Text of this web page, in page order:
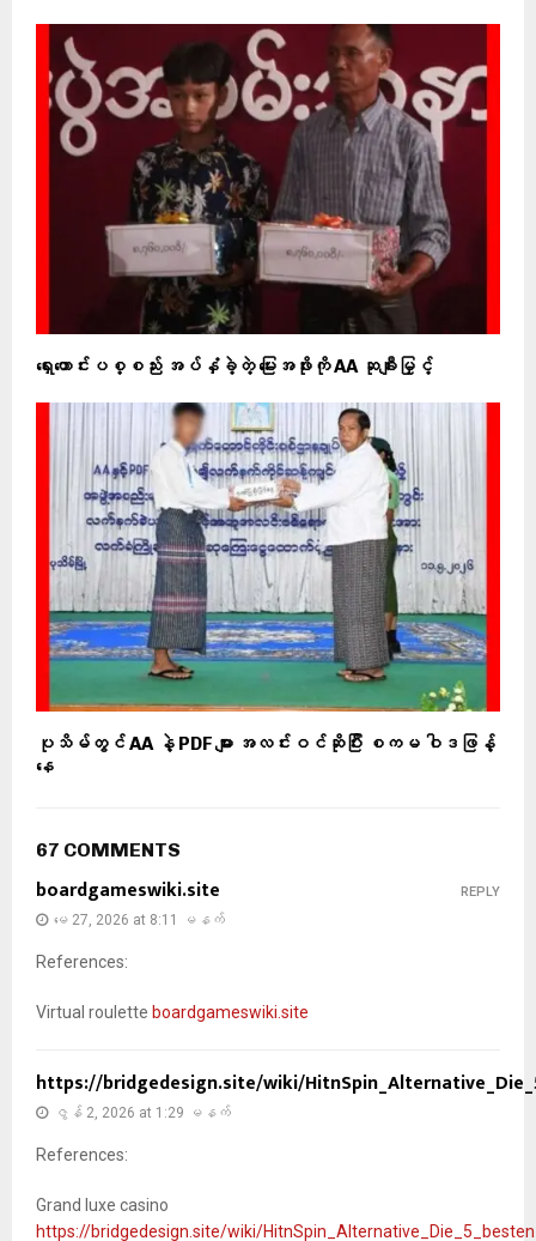
ရှေးဟောင်းပစ္စည်း အပ်နှံခဲ့တဲ့ မြေးအဖိုးကို AA ဆုချီးမြှင့်
ပုသိမ်တွင် AA နဲ့ PDF များ အလင်းဝင်ဆိုပြီး စကမ ဝါဒဖြန့်
နေ
67 COMMENTS
boardgameswiki.site
မေ 27, 2026 at 8:11 မနက်
References:
Virtual roulette boardgameswiki.site
REPLY
https://bridgedesign.site/wiki/
ဇွန် 2, 2026 at 1:29 မနက်
References:
Grand luxe casino
https://bridgedesign.site/wiki/